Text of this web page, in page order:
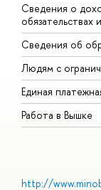
Сведения о
обязательствах
Сведения об
Людям с
Единая
Работа в Вышке
http://